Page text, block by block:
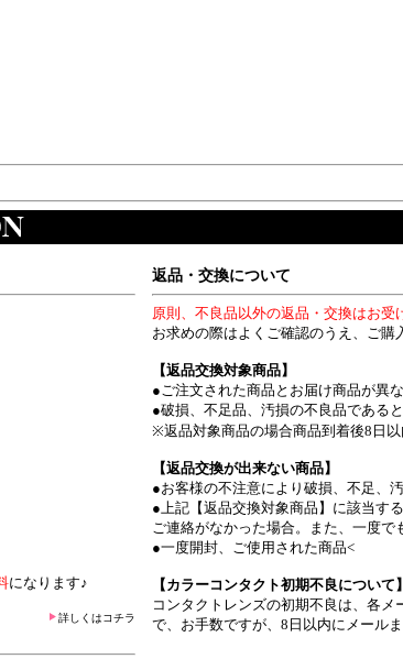
になります♪
詳しくはコチラ
返品・交換について
原則、不良品以外の返品・交換はお受
お求めの際はよくご確認のうえ、ご購
【返品交換対象商品】
●ご注文された商品とお届け商品が異
●破損、不足品、汚損の不良品である
※返品対象商品の場合商品到着後8日以
【返品交換が出来ない商品】
●お客様の不注意により破損、不足、
●上記【返品交換対象商品】に該当す
ご連絡がなかった場合。また、一度で
●一度開封、ご使用された商品<
【カラーコンタクト初期不良について】
コンタクトレンズの初期不良は、各
で、お手数ですが、8日以内にメール